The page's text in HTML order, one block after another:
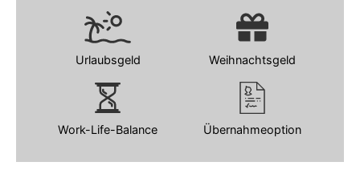
Urlaubsgeld Weihnachtsgeld
Work-Life-Balance Übernahmeoption